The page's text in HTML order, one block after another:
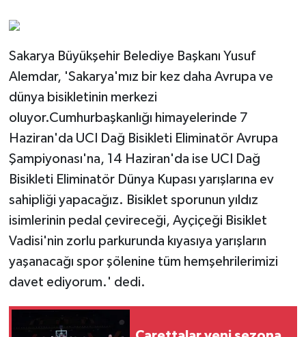
Sakarya Büyükşehir Belediye Başkanı Yusuf
Alemdar, 'Sakarya'mız bir kez daha Avrupa ve
dünya bisikletinin merkezi
oluyor.Cumhurbaşkanlığı himayelerinde 7
Haziran'da UCI Dağ Bisikleti Eliminatör Avrupa
Şampiyonası'na, 14 Haziran'da ise UCI Dağ
Bisikleti Eliminatör Dünya Kupası yarışlarına ev
sahipliği yapacağız. Bisiklet sporunun yıldız
isimlerinin pedal çevireceği, Ayçiçeği Bisiklet
Vadisi'nin zorlu parkurunda kıyasıya yarışların
yaşanacağı spor şölenine tüm hemşehrilerimizi
davet ediyorum.' dedi.